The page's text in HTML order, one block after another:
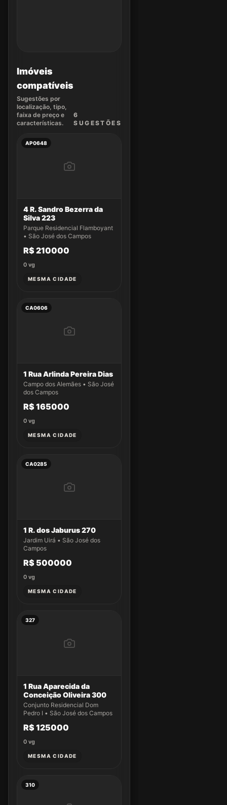
Imóveis
compatíveis
Sugestões por
localização, tipo,
faixa de preço e
características.
6
SUGEST ÕES
AP0648
4 R. Sandro Bezerra da
Silva 223
Parque Residencial Flamboyant
• São José dos Campos
R$ 210000
0 vg
MESMA CIDADE
CA0606
1 Rua Arlinda Pereira Dias
Campo dos Alemães • São José
dos Campos
R$ 165000
0 vg
MESMA CIDADE
CA0285
1 R. dos Jaburus 270
Jardim Uirá • São José dos
Campos
R$ 500000
0 vg
MESMA CIDADE
327
1 Rua Aparecida da
Conceição Oliveira 300
Conjunto Residencial Dom
Pedro I • São José dos Campos
R$ 125000
0 vg
MESMA CIDADE
310